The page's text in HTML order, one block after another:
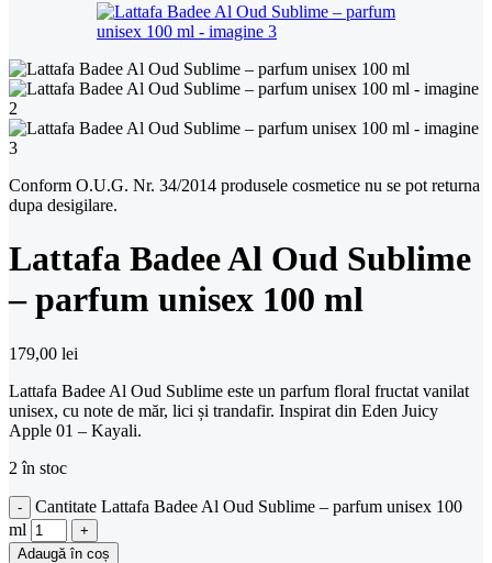
Conform O.U.G. Nr. 34/2014 produsele cosmetice nu se pot returna
dupa desigilare.
Lattafa Badee Al Oud Sublime
– parfum unisex 100 ml
179,00 lei
Lattafa Badee Al Oud Sublime este un parfum floral fructat vanilat
unisex, cu note de măr, lici și trandafir. Inspirat din Eden Juicy
Apple 01 – Kayali.
2 în stoc
Cantitate Lattafa Badee Al Oud Sublime – parfum unisex 100
ml
Adaugă în coș